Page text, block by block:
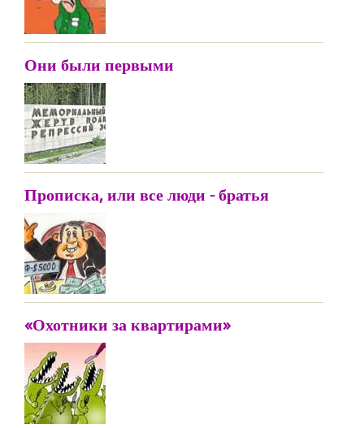
Они были первыми
Прописка, или все люди - братья
«Охотники за квартирами»